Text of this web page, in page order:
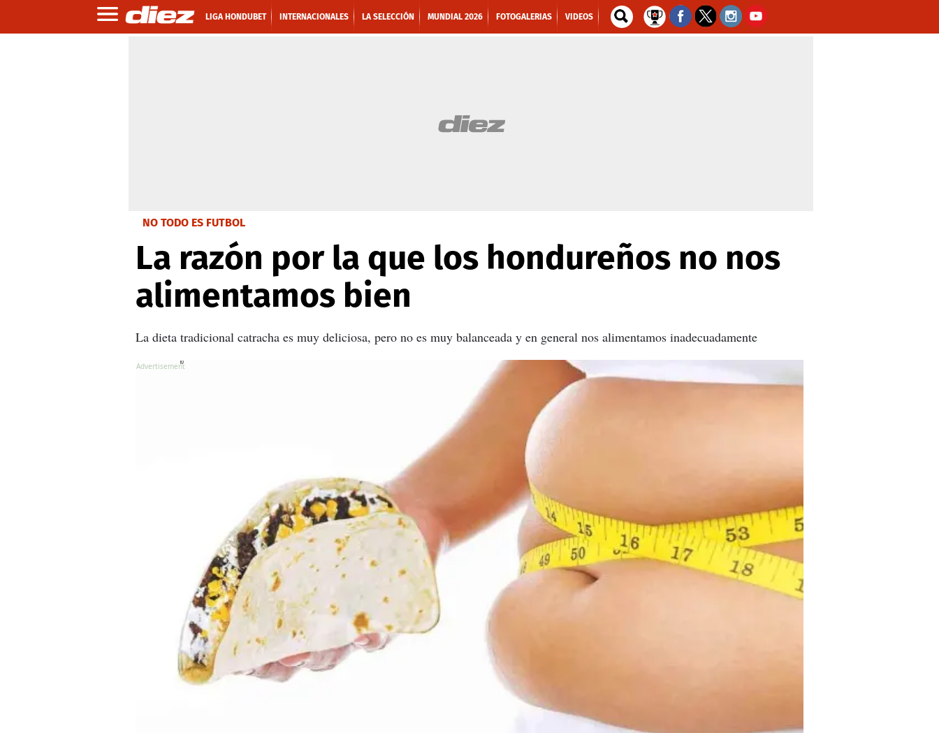
LIGA HONDUBET INTERNACIONALES LA SELECCIÓN MUNDIAL 2026 FOTOGALERIAS VIDEOS
NO TODO ES FUTBOL
La razón por la que los hondureños no nos
alimentamos bien
La dieta tradicional catracha es muy deliciosa, pero no es muy balanceada y en general nos alimentamos inadecuadamente
X
X
X
X
X
X